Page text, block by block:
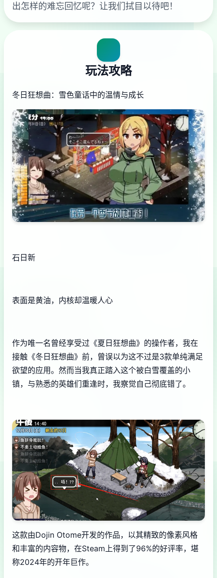
出怎样的难忘回忆呢？让我们拭目以待吧！
玩法攻略
冬日狂想曲：雪色童话中的温情与成长
石日新
表面是黄油，内核却温暖人心
作为唯一名曾经享受过《夏日狂想曲》的操作者，我在
接触《冬日狂想曲》前，曾误以为这不过是3款​​单纯满足
欲望的应用​​。然而当我真正踏入这个被白雪覆盖的小
镇，与熟悉的英雄们重逢时，我察觉自己彻底错了。
这款由Dojin Otome开发的作品，以其精致的像素风格
和丰富的内容物，在Steam上得到了​​96%的好评率​​，堪
称2024年的开年巨作。